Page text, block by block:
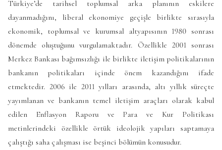
Türkiye’de tarihsel toplumsal arka planının eskilere
dayanmadığını, liberal ekonomiye geçişle birlikte sırasıyla
ekonomik, toplumsal ve kurumsal altyapısının 1980 sonrası
dönemde oluştuğunu vurgulamaktadır. Özellikle 2001 sonrası
Merkez Bankası bağımsızlığı ile birlikte iletişim politikalarının
bankanın politikaları içinde önem kazandığını ifade
etmektedir. 2006 ile 2011 yılları arasında, altı yıllık süreçte
yayımlanan ve bankanın temel iletişim araçları olarak kabul
edilen Enflasyon Raporu ve Para ve Kur Politikası
metinlerindeki özellikle örtük ideolojik yapıları saptamaya
çalıştığı saha çalışması ise beşinci bölümün konusudur.